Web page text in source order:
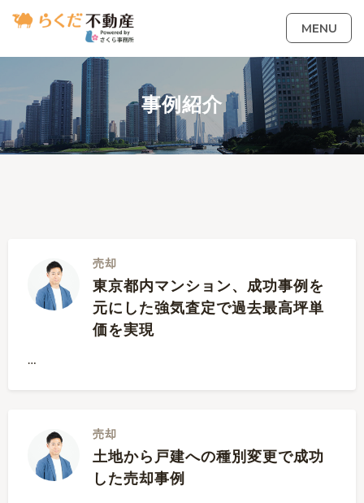
MENU
事例紹介
売却
東京都内マンション、成功事例を
元にした強気査定で過去最高坪単
価を実現
…
売却
土地から戸建への種別変更で成功
した売却事例